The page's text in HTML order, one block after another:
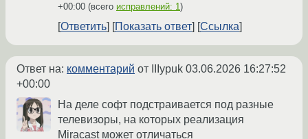
+00:00 (всего исправлений: 1 )
Ответить Показать ответ Ссылка
Ответ на: комментарий от IIIypuk 03.06.2026 16:27:52
+00:00
На деле софт подстраивается под разные
телевизоры, на которых реализация
Miracast может отличаться